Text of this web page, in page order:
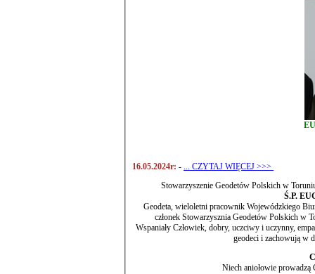
16.05.2024r: -
... CZYTAJ WIĘCEJ >>>
Stowarzyszenie Geodetów Polskich w
Ś.P.
Geodeta, wieloletni pracownik Wojewódzkiego Biura Geodezji i Terenów Rolnych w Toruniu.
Wspaniały Człowiek, dobry, uczciwy i uczynny,
geodeci i zachowują w
Niech aniołowie